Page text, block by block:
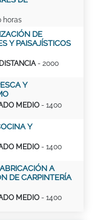
horas
DE
Y PAISAJÍSTICOS
- 2000
Y
MEDIO - 1400
Y
MEDIO - 1400
A
DE CARPINTERÍA
MEDIO - 1400